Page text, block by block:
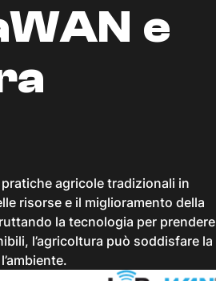
e
pratiche agricole tradizionali in
risorse e il miglioramento della
la tecnologia per prendere
l’agricoltura può soddisfare la